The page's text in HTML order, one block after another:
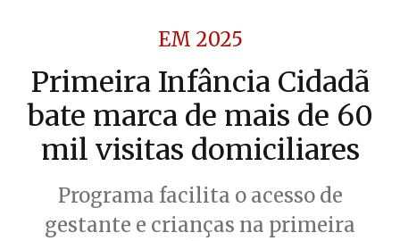
EM 2025
Primeira Infância Cidadã
bate marca de mais de 60
mil visitas domiciliares
Programa facilita o acesso de
gestante e crianças na primeira